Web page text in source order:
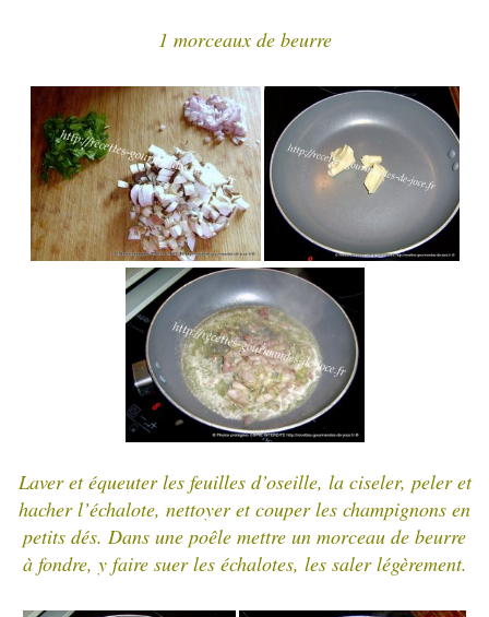
1 morceaux de beurre
Laver et équeuter les feuilles d’oseille, la ciseler, peler et
hacher l’échalote, nettoyer et couper les champignons en
petits dés. Dans une poêle mettre un morceau de beurre
à fondre, y faire suer les échalotes, les saler légèrement.